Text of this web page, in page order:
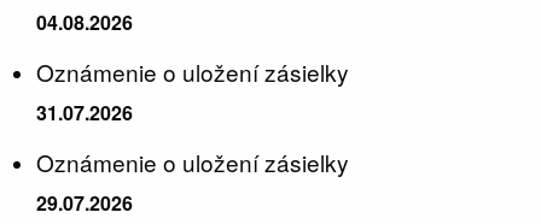
04.08.2026
Oznámenie o uložení zásielky
31.07.2026
Oznámenie o uložení zásielky
29.07.2026